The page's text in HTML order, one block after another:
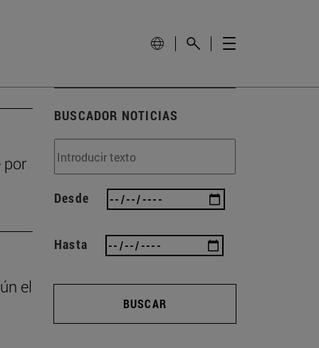
por
el
BUSCADOR NOTICIAS
Desde
Hasta
BUSCAR